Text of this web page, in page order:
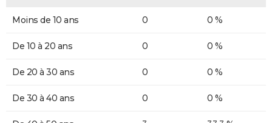
Moins de 10 ans 0 0 %
De 10 à 20 ans 0 0 %
De 20 à 30 ans 0 0 %
De 30 à 40 ans 0 0 %